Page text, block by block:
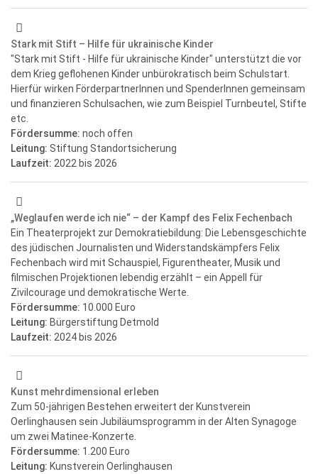
Stark mit Stift – Hilfe für ukrainische Kinder
"Stark mit Stift - Hilfe für ukrainische Kinder" unterstützt die vor
dem Krieg geflohenen Kinder unbürokratisch beim Schulstart.
Hierfür wirken FörderpartnerInnen und SpenderInnen gemeinsam
und finanzieren Schulsachen, wie zum Beispiel Turnbeutel, Stifte
etc.
Fördersumme: noch offen
Leitung: Stiftung Standortsicherung
Laufzeit: 2022 bis 2026
„Weglaufen werde ich nie“ – der Kampf des Felix Fechenbach
Ein Theaterprojekt zur Demokratiebildung: Die Lebensgeschichte
des jüdischen Journalisten und Widerstandskämpfers Felix
Fechenbach wird mit Schauspiel, Figurentheater, Musik und
filmischen Projektionen lebendig erzählt – ein Appell für
Zivilcourage und demokratische Werte.
Fördersumme: 10.000 Euro
Leitung: Bürgerstiftung Detmold
Laufzeit: 2024 bis 2026
Kunst mehrdimensional erleben
Zum 50-jährigen Bestehen erweitert der Kunstverein
Oerlinghausen sein Jubiläumsprogramm in der Alten Synagoge
um zwei Matinee-Konzerte.
Fördersumme: 1.200 Euro
Leitung: Kunstverein Oerlinghausen